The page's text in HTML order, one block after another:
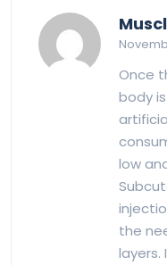
Once
body
low
the
layers.